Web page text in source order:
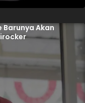
Barunya Akan